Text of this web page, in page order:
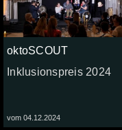
oktoSCOUT
Inklusionspreis 2024
vom 04.12.2024